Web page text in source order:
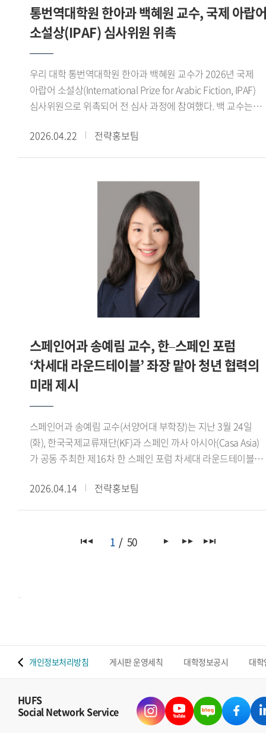
진행해 온 연구들을 종합하여 언어철학사 라는 보다 체계적인
저술로 정리하는 것도 중요한 목표 가운데 하나입니다. -
교수님은 평소 굵직한 미술대전에서 수상하는 등 미술 작업도
동아리에서 그림을 시작했으니 거의 45년 정도 작업해온
셈입니다. 솔직히 학부 재학시절에는 공부보다는 그림에
미쳐있다시피 했습니다. 방학이면 일주일 넘게 스케치 여행을
그렸습니다. 귀국 후에는 그림촌 졸업생들을 모아서 프러시안
블루 라는 모임을 만들어 해마다 인사동에서 그룹전을 하고
떠납니다. 들판을 거닐면서 작품구상을 하고, 연구논문 구상도
합니다. 임진강, 강화도, 교동도, 신도, 시도, 장봉도, 북한산
근처, 한강 어귀, 인천의 북성포구, 만석부두, 화수부두 등을
즐겨 찾으며 머릿속에 떠오르는 대로 작품을 구상합니다.
자유가 제 작업의 원천이지요. 그러다 8년 전
대한민국미술대전에서 입상하면서 공모전에 출품하기
시작했습니다. 지금까지 40여 회 정도 입상했네요. 그중
대한민국미술대전에서 처음 입상했던 대명포구 는 제 인생의
작품이라 생각됩니다. 학교에 기증해서 지금 백년관 로비에
2월 28일부로 그간의 교수직을 마무리했습니다. 명예교수로서
얼마간은 강의를 계속하고, 연구와 작업시간도 많이 가질
예정입니다. 저는 연구하다가 지치면 붓을 들고 작업을 합니다.
일생을 담은 마르틴 브레히트의 대작을 번역 중입니다.
언어철학사 는 조만간 고대 부분을 마무리 지어 저서로 펴낼
생각입니다. 돌아오는 4월경부터는 경인미술대전,
작업에 몰입할 작정입니다. 인생의 즐거움은 은퇴 이후라는
말이 있습니다. 저도 그 말처럼 한국외대와 함께한 긴 세월을
인터뷰는 아래 Global HUFS 봄호 E-book을 통해서도
선점하고, 주요 표준화 그룹 신설을 통한 오피니언 리더로
활동하며, 피지컬 AI 관련 핵심 기술 표준 개발을 통한
국제표준화 주도권 확보 및 한국의 영향력 확대를 추진한다.
국제 표준화 명장으로 활동하고 있으며, 인공지능과
통신네트워크의 융합을 통한 지능형 네트워크 표준화 부문에서
차세대 전문가 양성을 위한 멘토링과 국제표준화 대응 전략
통번역대학원 한아과 백혜원 교수, 국제 아랍
소설상(IPAF) 심사위원 위촉
우리 대학 통번역대학원 한아과 백혜원 교수가 2026년 국제
아랍어 소설상(International Prize for Arabic Fiction, IPAF)
심사위원으로 위촉되어 전 심사 과정에 참여했다. 백 교수는
기여했다.국제 아랍어 소설상은 아랍 부커상 으로 불리는
아랍권 최고 권위의 문학상으로, 지난 한 해 동안 아랍권에서
심사를 통해 수상작을 선정한다. 2026년 수상작은 알제리 작가
사이드 카띠비(Saeed Khatibi)의 『삶의 흐름을 거슬러
(Struggling Against the Current of Life)』로, 지난 4월 9일
비대면 방식으로 최종 발표 및 시상식이 진행됐다.이번 심사는
당초 아랍에미리트(UAE) 아부다비에서 개최될 예정이었으나,
중동 정세로 인해 비대면 생중계 방식으로 전환됐다. 전쟁과
폭력으로 혼란스러운 상황 속에서도 소설이 인간적 가치와
아름다움을 환기하고 미래를 모색하는 문화적 지적 논의의
장으로 기능한다는 점에서 이번 시상식은 더욱 큰 의미를 지닌
비아랍권 인사로 참여했으며, 한국 연구자가 IPAF
심사위원으로 선정된 것은 이번이 처음이다. 이를 통해
아랍문학에 대한 해석의 다양성이 확대되고, 아랍권 내 한국
연구자의 인지도 제고는 물론 국내 아랍어 연구자의 국제 무대
참여 기회 확대에도 기여할 것으로 기대된다.아울러 이번
위촉은 우리 대학 통번역대학원이 아랍어 및 통번역 분야에서
국제적 경쟁력을 갖춘 교육 연구 기관임을 보여주는 사례로,
향후 수상작의 한국어 번역과 국내 출판 가능성 확대에도
2026.04.22 전략홍보팀
스페인어과 송예림 교수, 한–스페인 포럼
‘차세대 라운드테이블’ 좌장 맡아 청년 협력의
미래 제시
스페인어과 송예림 교수(서양어대 부학장)는 지난 3월 24일
(화), 한국국제교류재단(KF)과 스페인 까사 아시아(Casa Asia)
가 공동 주최한 제16차 한 스페인 포럼 차세대 라운드테이블
정부, 학계, 경제계 인사들이 참여해 학술 연구 교류와 미래
전략 산업 분야 협력 방안을 논의하는 대표적인 양국 간 협력
마련되어, 양국 청년들이 디지털 시대 한 스페인 청년 협력과
노동시장 변화 속에서 요구되는 새로운 경력 모델을 중심으로
활발한 논의를 펼쳤다. 특히, 우리 대학 학부 및 대학원생들이
다수 선발되어 적극적으로 참여하며 국제 무대에서 존재감을
보였다.참가자들은 유학 및 해외 경험을 바탕으로 AI 시대에
필요한 역량과 기술 변화의 기회와 한계를 균형 있게
2026.04.14 전략홍보팀
1 50
-
개인정보처리방침 게시판 운영세칙 대학정보공시 대
HUFS
Social Network Service